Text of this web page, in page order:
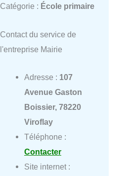
Catégorie : École primaire
Contact du service de
l'entreprise Mairie
Adresse : 107
Avenue Gaston
Boissier, 78220
Viroflay
Téléphone :
Contacter
Site internet :